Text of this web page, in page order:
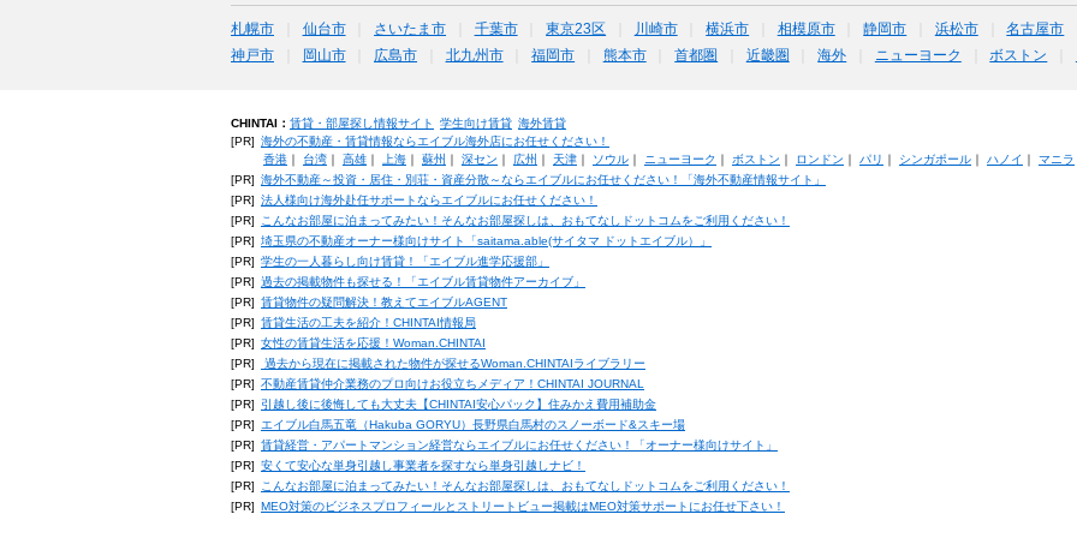
札幌市 仙台市 さいたま市 千葉市 東京23区 川崎市 横浜市 相模原市 静岡市 浜松市 名古屋市
神戸市
岡山市 広島市 北九州市 福岡市 熊本市 首都圏 近畿圏 海外 ニューヨーク ボストン
CHINTAI： 賃貸・部屋探し情報サイト 学生向け賃貸 海外賃貸
[PR] 海外の不動産・賃貸情報ならエイブル海外店にお任せください！
香港｜ 台湾｜ 高雄｜ 上海｜ 蘇州 深セン 広州 天津｜ ソウル｜ ニューヨーク ボストン ロンドン パリ シンガポール｜ ハノイ マニラ
[PR] 海外不動産～投資・居住・別荘・資産分散～ならエイブルにお任せください！「海外不動産情報サイト」
[PR] 法人様向け海外赴任サポートならエイブルにお任せください！
[PR]
こんなお部屋に泊まってみたい！そんなお部屋探しは、おもてなしドットコムをご利用ください！
[PR] 埼玉県の不動産オーナー様向けサイト「saitama.able(サイタマ ドットエイブル）」
[PR] 学生の一人暮らし向け賃貸！「エイブル進学応援部」
[PR] 過去の掲載物件も探せる！「エイブル賃貸物件アーカイブ」
[PR] 賃貸物件の疑問解決！教えてエイブルAGENT
[PR] 賃貸生活の工夫を紹介！CHINTAI情報局
[PR] 女性の賃貸生活を応援！Woman.CHINTAI
[PR]
過去から現在に掲載された物件が探せるWoman.CHINTAIライブラリー
[PR] 不動産賃貸仲介業務のプロ向けお役立ちメディア！CHINTAI JOURNAL
[PR]
引越し後に後悔しても大丈夫【CHINTAI安心パック】住みかえ費用補助金
[PR] エイブル白馬五竜（Hakuba GORYU）長野県白馬村のスノーボード&スキー場
[PR] 賃貸経営・アパートマンション経営ならエイブルにお任せください！「オーナー様向けサイト」
[PR] 安くて安心な単身引越し事業者を探すなら単身引越しナビ！
[PR]
こんなお部屋に泊まってみたい！そんなお部屋探しは、おもてなしドットコムをご利用ください！
[PR] MEO対策のビジネスプロフィールとストリートビュー掲載はMEO対策サポートにお任せ下さい！